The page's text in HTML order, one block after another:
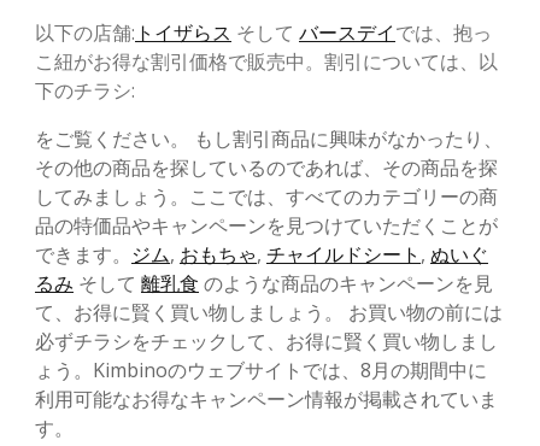
以下の店舗: トイザらス そして バースデイでは、抱っ
こ紐がお得な割引価格で販売中。割引については、以
下のチラシ:
をご覧ください。 もし割引商品に興味がなかったり、
その他の商品を探しているのであれば、その商品を探
してみましょう。ここでは、すべてのカテゴリーの商
品の特価品やキャンペーンを見つけていただくことが
できます。 ジム, おもちゃ, チャイルドシート , ぬいぐ
るみ そして 離乳食 のような商品のキャンペーンを見
て、お得に賢く買い物しましょう。 お買い物の前には
必ずチラシをチェックして、お得に賢く買い物しまし
ょう。Kimbinoのウェブサイトでは、8月の期間中に
利用可能なお得なキャンペーン情報が掲載されていま
す。